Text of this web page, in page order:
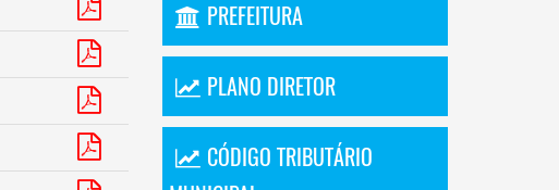
PREFEITURA
PLANO DIRETOR
CÓDIGO TRIBUTÁRIO